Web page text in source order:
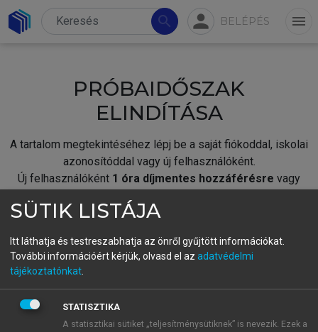
search person BELÉPÉS menu
PRÓBAIDŐSZAK
ELINDÍTÁSA
A tartalom megtekintéséhez lépj be a saját fiókoddal, iskolai
azonosítóddal vagy új felhasználóként.
Új felhasználóként 1 óra díjmentes hozzáférésre vagy
fiókoddal,vagy hozz létre új fiókot.
A regisztráció után apróbaidőszakautomatikusan
BELÉPÉS SAJÁT FIÓKKAL
SÜTIK LISTÁJA
Itt láthatja és testreszabhatja az önről gyűjtött információkat.
További információért kérjük, olvasd el az adatvédelmi
tájékoztatónkat
STATISZTIKA
A statisztikai sütiket „teljesítménysütiknek” is nevezik. Ezek a